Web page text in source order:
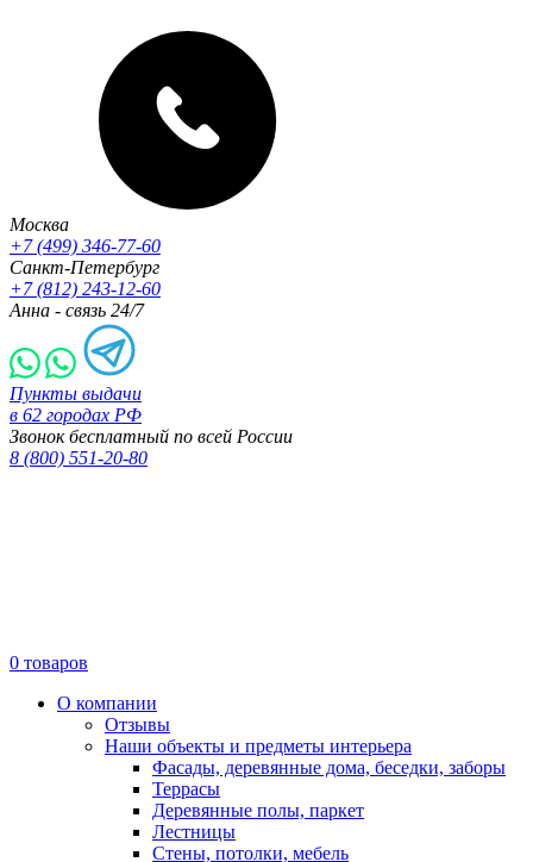
Москва
+7 (499) 346-77-60
Санкт-Петербург
+7 (812) 243-12-60
Анна - связь 24/7
Пункты выдачи
в 62 городах РФ
Звонок бесплатный по всей России
8 (800) 551-20-80
0 товаров
О компании
Отзывы
Наши объекты и предметы интерьера
Фасады, деревянные дома, беседки, заборы
Террасы
Деревянные полы, паркет
Лестницы
Стены, потолки, мебель